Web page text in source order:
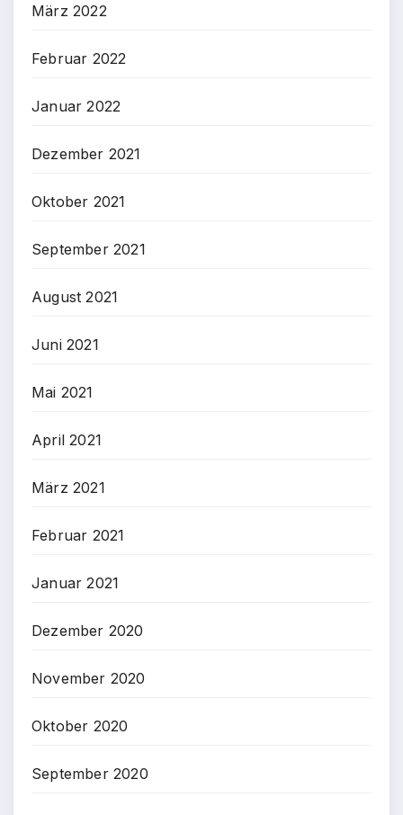
März 2022
Februar 2022
Januar 2022
Dezember 2021
Oktober 2021
September 2021
August 2021
Juni 2021
Mai 2021
April 2021
März 2021
Februar 2021
Januar 2021
Dezember 2020
November 2020
Oktober 2020
September 2020